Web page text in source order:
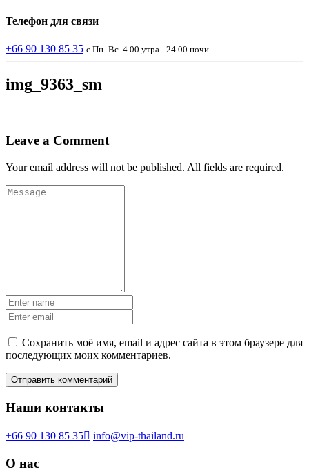
Телефон для связи
+66 90 130 85 35 с Пн.-Вс. 4.00 утра - 24.00 ночи
img_9363_sm
Leave a Comment
Your email address will not be published. All fields are required.
Сохранить моё имя, email и адрес сайта в этом браузере для
последующих моих комментариев.
Наши контакты
+66 90 130 85 35 info@vip-thailand.ru
О нас